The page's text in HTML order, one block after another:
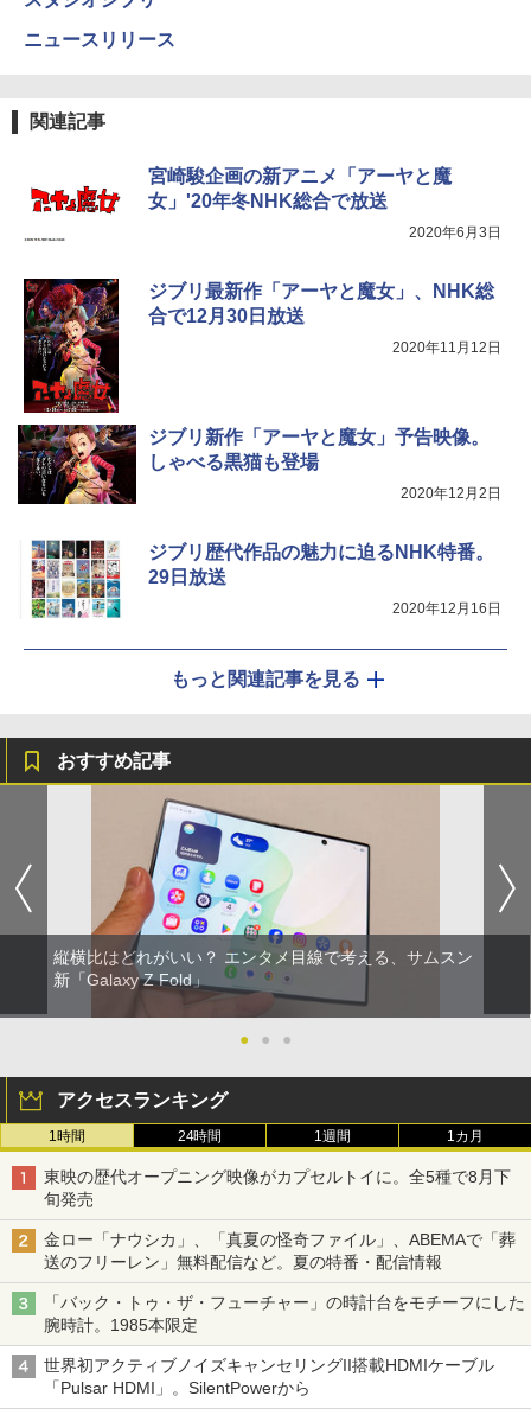
ニュースリリース
関連記事
宮崎駿企画の新アニメ「アーヤと魔
女」'20年冬NHK総合で放送
2020年6月3日
ジブリ最新作「アーヤと魔女」、NHK総
合で12月30日放送
2020年11月12日
ジブリ新作「アーヤと魔女」予告映像。
しゃべる黒猫も登場
2020年12月2日
ジブリ歴代作品の魅力に迫るNHK特番。
29日放送
2020年12月16日
もっと関連記事を見る
おすすめ記事
縦横比はどれがいい？ エンタメ目線で考える、サムスン
新「Galaxy Z Fold」
● ● ●
アクセスランキング
1時間 24時間 1週間 1カ月
東映の歴代オープニング映像がカプセルトイに。全5種で8月下
旬発売
金ロー「ナウシカ」、「真夏の怪奇ファイル」、ABEMAで「葬
送のフリーレン」無料配信など。夏の特番・配信情報
「バック・トゥ・ザ・フューチャー」の時計台をモチーフにした
腕時計。1985本限定
世界初アクティブノイズキャンセリングII搭載HDMIケーブル
「Pulsar HDMI」。SilentPowerから